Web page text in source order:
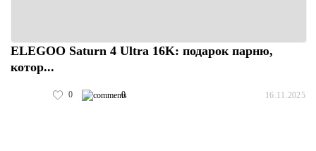
ELEGOO Saturn 4 Ultra 16K: подарок парню,
котор...
0 0 16.11.2025